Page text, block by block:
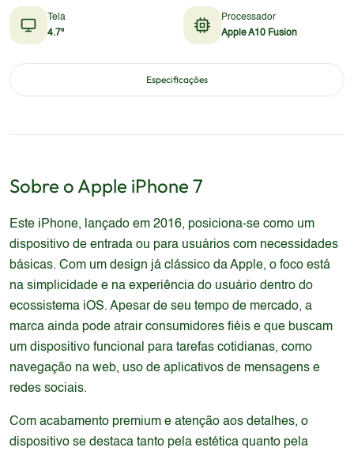
Tela
4.7"
Processador
Apple A10 Fusion
Especificações
Sobre o Apple iPhone 7
Este iPhone, lançado em 2016, posiciona-se como um
dispositivo de entrada ou para usuários com necessidades
básicas. Com um design já clássico da Apple, o foco está
na simplicidade e na experiência do usuário dentro do
ecossistema iOS. Apesar de seu tempo de mercado, a
marca ainda pode atrair consumidores fiéis e que buscam
um dispositivo funcional para tarefas cotidianas, como
navegação na web, uso de aplicativos de mensagens e
redes sociais.
Com acabamento premium e atenção aos detalhes, o
dispositivo se destaca tanto pela estética quanto pela